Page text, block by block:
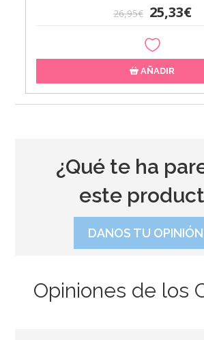
26,95€ 25,33€
AÑADIR
¿Qué te ha
este
DANOS TU OPINIÓN
Opiniones de los